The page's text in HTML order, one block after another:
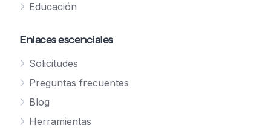
Educación
Enlaces escenciales
Solicitudes
Preguntas frecuentes
Blog
Herramientas